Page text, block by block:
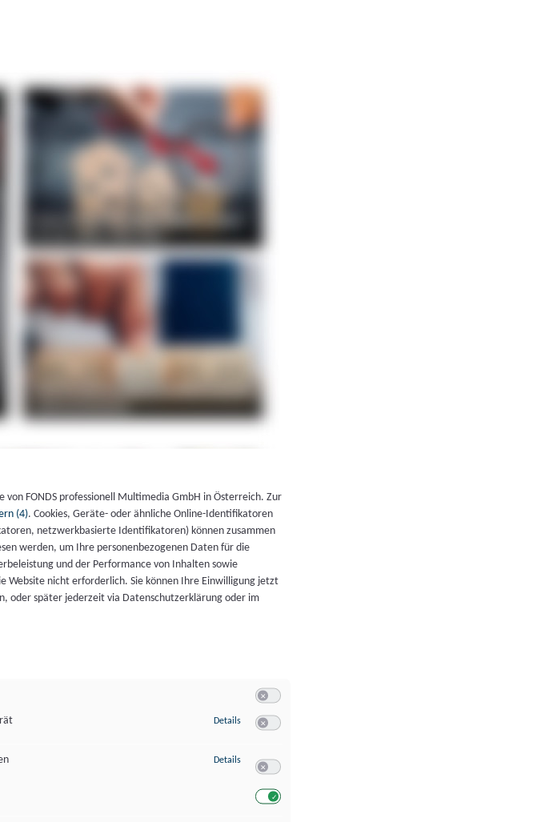
FONDS professionell Multimedia GmbH in Österreich. Zur
(4). Cookies, Geräte- oder ähnliche Online-Identifikatoren
netzwerkbasierte Identifikatoren) können zusammen
werden, um Ihre personenbezogenen Daten für die
und der Performance von Inhalten sowie
Website nicht erforderlich. Sie können Ihre Einwilligung jetzt
oder später jederzeit via Datenschutzerklärung oder im
Details zu Speichern von oder Zugriff auf Informationen auf einem Endgerät
Details zu Verwendung reduzierter Daten zur Auswahl von Werbeanzeigen